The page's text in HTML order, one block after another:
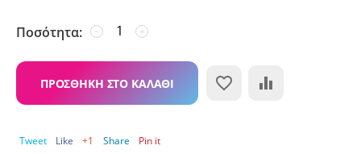
Ποσότητα: +
−
ΠΡΟΣΘΉΚΗ ΣΤΟ ΚΑΛΆΘΙ
Tweet Like +1 Share Pin it